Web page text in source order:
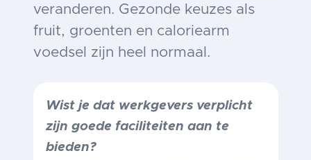
veranderen. Gezonde keuzes als
fruit, groenten en caloriearm
voedsel zijn heel normaal.
Wist je dat werkgevers verplicht
zijn goede faciliteiten aan te
bieden?